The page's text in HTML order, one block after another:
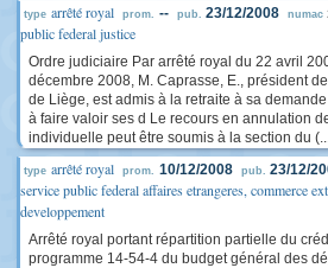
type arrêté royal prom. -- pub. 23/12/2008 numac
public federal justice
Ordre judiciaire Par arrêté royal du 22 avril
décembre 2008, M. Caprasse, E., président
de Liège, est admis à la retraite à sa
à faire valoir ses d Le recours en annulation
individuelle peut être soumis à la section du
type arrêté royal prom. 10/12/2008 pub. 23/12/
service public federal affaires etrangeres, commerce
developpement
Arrêté royal portant répartition partielle du
programme 14-54-4 du budget général des